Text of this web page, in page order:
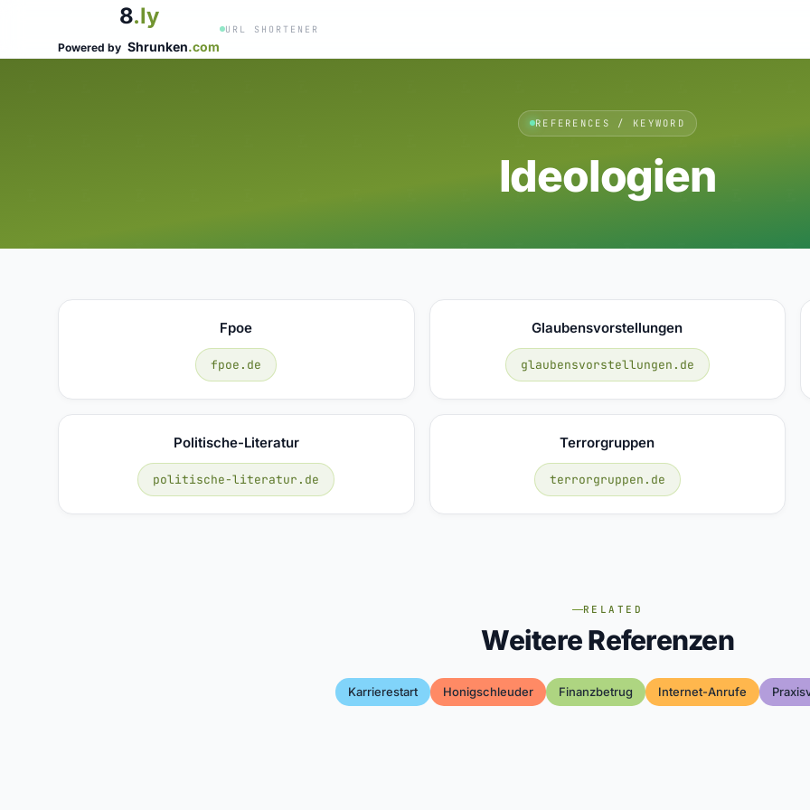
8.ly
Powered by Shrunken.com
URL SHORTENER
REFERENCES / KEYWORD
Ideologien
Fpoe
fpoe.de
Glaubensvorstellungen
glaubensvorstellungen.de
Politische-Literatur
politische-literatur.de
Terrorgruppen
terrorgruppen.de
RELATED
Weitere Referenzen
Karrierestart Honigschleuder Finanzbetrug Internet-Anrufe